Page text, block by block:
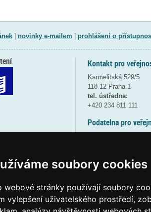
soubory cookies
webové stránky používají soubory
vylepšení uživatelského prostředí,
| novinky e-mailem prohlášení o
Kontakt pro
Karmelitská 529/5
118 12 Praha 1
tel. ústředna:
+420 234 811 111
Podatelna pro
(více informací
Elektronická